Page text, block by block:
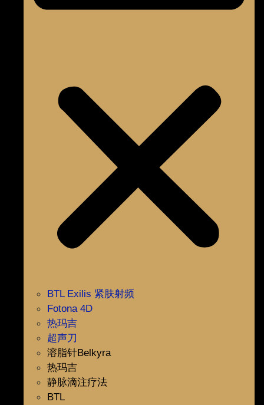
BTL Exilis 紧肤射频
Fotona 4D
热玛吉
超声刀
溶脂针Belkyra
热玛吉
静脉滴注疗法
BTL